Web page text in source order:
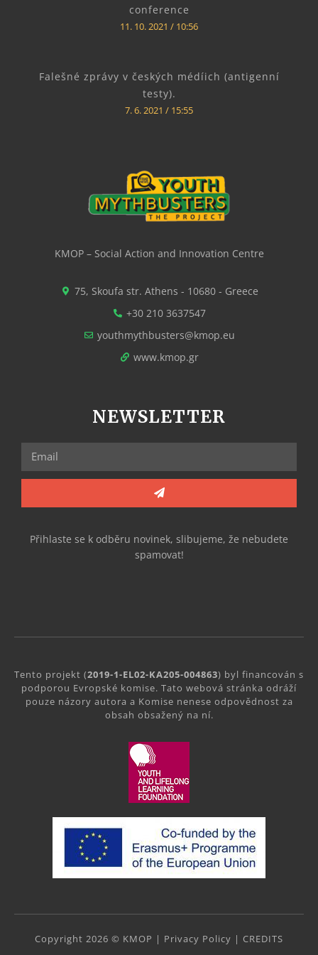
conference
11. 10. 2021 10:56
Falešné zprávy v českých médíich (antigenní
testy).
7. 6. 2021 15:55
KMOP – Social Action and Innovation Centre
75, Skoufa str. Athens - 10680 - Greece
+30 210 3637547
youthmythbusters@kmop.eu
www.kmop.gr
NEWSLETTER
Přihlaste se k odběru novinek, slibujeme, že nebudete
spamovat!
Tento projekt (2019-1-EL02-KA205-004863) byl financován s
podporou Evropské komise. Tato webová stránka odráží
pouze názory autora a Komise nenese odpovědnost za
obsah obsažený na ní.
Copyright 2026 © KMOP | Privacy Policy | CREDITS